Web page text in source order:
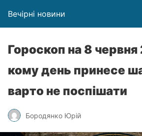
Вечірні новини
Гороскоп на 8
кому день принесе
варто не поспішати
Бородянко Юрій